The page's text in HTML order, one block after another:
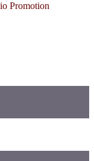
Promotion